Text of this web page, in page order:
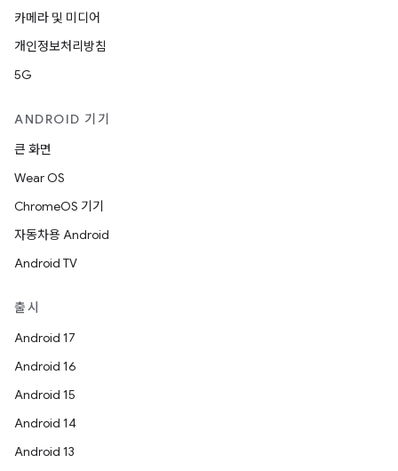
카메라 및 미디어
개인정보처리방침
5G
ANDROID 기기
큰 화면
Wear OS
ChromeOS 기기
자동차용 Android
Android TV
출시
Android 17
Android 16
Android 15
Android 14
Android 13